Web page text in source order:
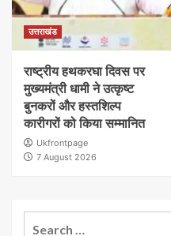
उत्तराखंड
राष्ट्रीय हथकरघा दिवस पर
मुख्यमंत्री धामी ने उत्कृष्ट
बुनकरों और हस्तशिल्प
कारीगरों को किया सम्मानित
Ukfrontpage
7 August 2026